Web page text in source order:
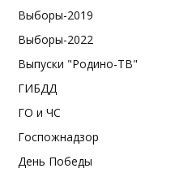
Выборы-2019
Выборы-2022
Выпуски "Родино-ТВ"
ГИБДД
ГО и ЧС
Госпожнадзор
День Победы